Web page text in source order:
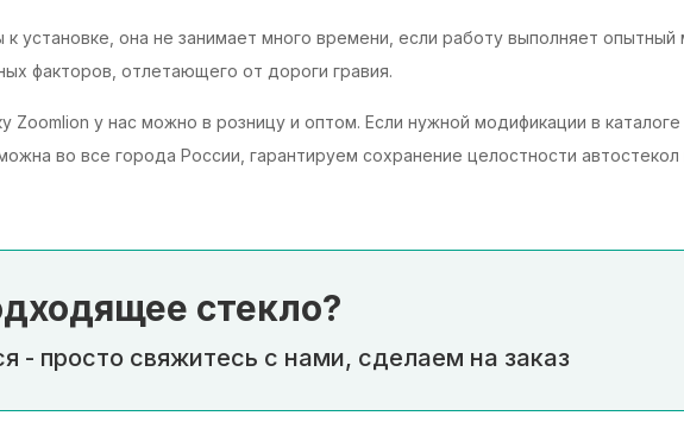
к установке, она не занимает много времени, если работу выполняет
факторов, отлетающего от дороги гравия.
Zoomlion у нас можно в розницу и оптом. Если нужной модификации в
во все города России, гарантируем сохранение целостности
стекло?
- просто свяжитесь с нами, сделаем на заказ